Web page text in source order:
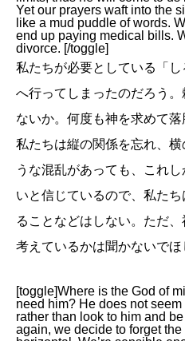
Yet our prayers waft into the
like a mud puddle of words.
end up paying medical bills.
divorce. [/toggle]
私たちが必要としている「
へ行ってしまったのだろう
ないか。何度も神を求めて落
私たちは縦の関係を忘れ、
うな混乱があっても、これ
いと信じているので、私た
ることなどはしない。ただ
考えているかは聞かないでほ
[toggle]Where is the God of
need him? He does not
rather than look to him and
again, we decide to forget